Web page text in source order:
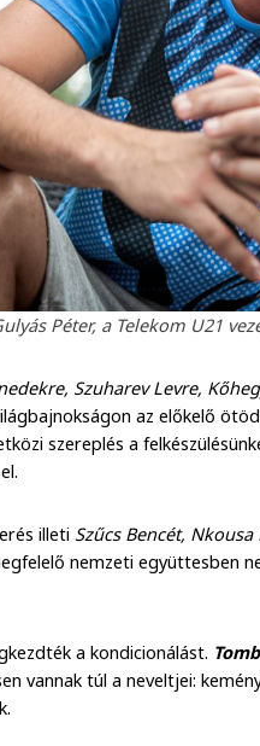
Péter, a Telekom U21
Szuharev Levre,
az előkelő
szereplés a
illeti Szűcs Bencét,
nemzeti együttesben
a kondicionálást.
vannak túl a neveltjei: